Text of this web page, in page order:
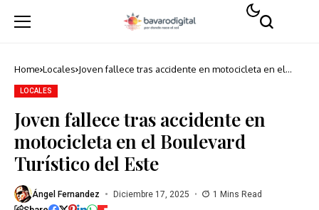
Home Locales Joven fallece tras accidente en motocicleta en el
LOCALES
Joven fallece tras accidente en
motocicleta en el Boulevard
Turístico del Este
Ángel Fernandez Diciembre 17, 2025 1 Mins Read